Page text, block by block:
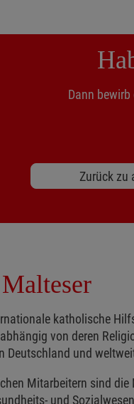
Dann
Zurück zu
katholische
von deren
Deutschland und
Mitarbeitern sind die
und